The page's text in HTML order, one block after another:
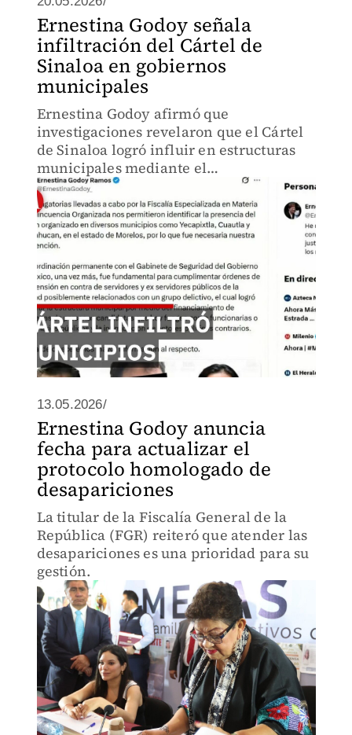
Ernestina Godoy señala
infiltración del Cártel de
Sinaloa en gobiernos
municipales
Ernestina Godoy afirmó que
investigaciones revelaron que el Cártel
de Sinaloa logró influir en estructuras
municipales mediante el
financiamiento de campañas políticas y
la intimidación de actores opositores.
13.05.2026/
Ernestina Godoy anuncia
fecha para actualizar el
protocolo homologado de
desapariciones
La titular de la Fiscalía General de la
República (FGR) reiteró que atender las
desapariciones es una prioridad para su
gestión.